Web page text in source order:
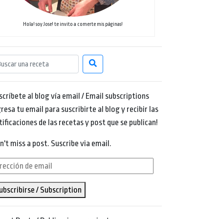
Hola! soy Jose! te invito a comerte mis páginas!
al blog vía email / Email subscriptions
tu email para suscribirte al blog y recibir las
de las recetas y post que se publican!
miss a post. Suscribe via email.
/ Subscription